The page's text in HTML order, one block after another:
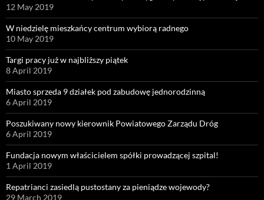
12 May 2019
W niedzielę mieszkańcy centrum wybiorą radnego
10 May 2019
Targi pracy już w najbliższy piątek
8 April 2019
Miasto sprzeda 9 działek pod zabudowę jednorodzinną
6 April 2019
Poszukiwany nowy kierownik Powiatowego Zarządu Dróg
6 April 2019
Fundacja nowym właścicielem spółki prowadzącej szpital!
1 April 2019
Repatrianci zasiedlą pustostany za pieniądze wojewody?
29 March 2019